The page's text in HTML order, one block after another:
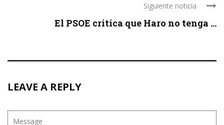
Siguiente noticia
El PSOE critica que Haro no tenga ...
LEAVE A REPLY